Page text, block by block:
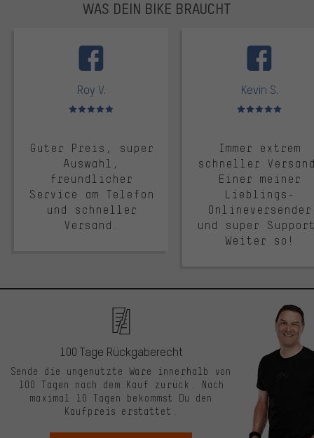
WAS DEIN BIKE BRAUCHT
Roy V.
Bewertungen: 5 von 5
Guter Preis, super
Auswahl,
freundlicher
Service am Telefon
und schneller
Versand.
Kevin S.
Bewertungen: 5 von 5
Immer extrem
schneller
Einer meiner
Lieblings-
Onlineversender
und super
Weiter so!
100 Tage Rückgaberecht
Sende die ungenutzte Ware innerhalb von
100 Tagen nach dem Kauf zurück. Nach
maximal 10 Tagen bekommst Du den
Kaufpreis erstattet.